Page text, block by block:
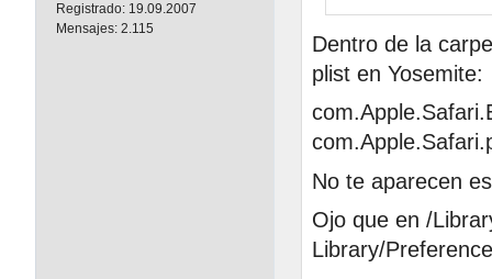
Registrado: 19.09.2007
Mensajes: 2.115
Dentro de la
plist en Yosemite:
No te aparecen
Ojo que en /
Library/